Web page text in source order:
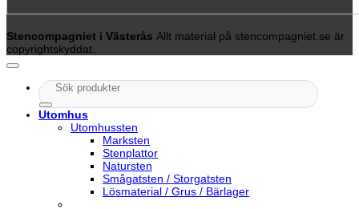
Stencompagniet i Västerås Allt material på stencompagniet.se är
copyrightskyddat.
Sök
efter:
Utomhus
Utomhussten
Marksten
Stenplattor
Natursten
Smågatsten / Storgatsten
Lösmaterial / Grus / Bärlager